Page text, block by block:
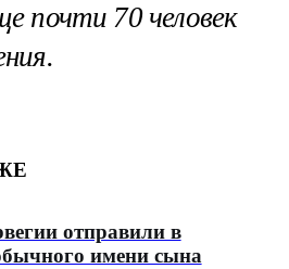
почти 70 человек
отправили в
имени сына